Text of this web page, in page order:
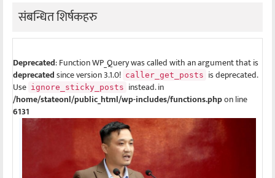
संबन्धित शिर्षकहरु
Deprecated: Function WP_Query was called with an argument that is
deprecatedsince version 3.1.0! caller_get_posts is deprecated.
Use ignore_sticky_posts instead. in
/home/stateonl/public_html/wp-includes/functions.phpon line
6131